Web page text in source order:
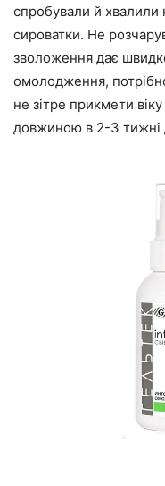
спробували й
сироватки. Не
зволоження дає
омолодження,
не зітре прикмети
довжиною в 2-3 тижні